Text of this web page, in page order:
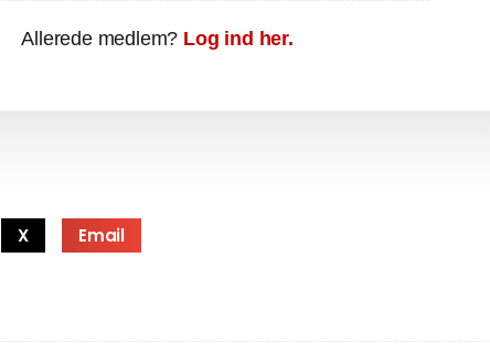
Allerede medlem? Log ind her.
X Email